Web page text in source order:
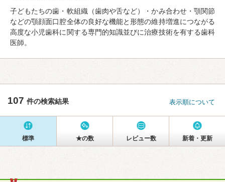
子どもたちの歯・軟組織（歯肉や舌など）・かみ合わせ・顎関節
などの顎顔面口腔全体の良好な機能と形態の維持増進につながる
高度な小児歯科に関する専門的知識並びに治療技術を有する歯科
医師。
107 件の検索結果 表示順について
標準 ★の数 レビュー数 新着・更新